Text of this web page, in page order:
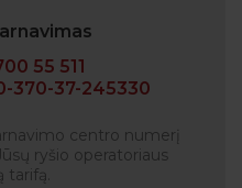
55 511
370-37-245330
centro numerį
ryšio operatoriaus
tarifą.